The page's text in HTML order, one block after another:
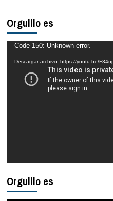
Orgulllo es
Reproductor
de
Code 150: Unknown error.
Descargar archivo: https://youtu.be/
Orgulllo es